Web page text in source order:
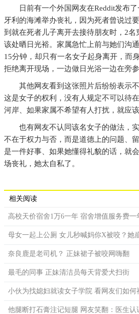
日前有一个外国网友在Reddit发布
牙利的海滩举办丧礼，因为死者曾说过
到就在死者儿子离开去接待朋友时，2名
该处晒日光裕。家属急忙上前与她们沟
15分钟，却只有一名女子起身离开，而
拒绝离开现场，一边做日光浴一边在旁参
其他网友看到这张照片后纷纷表示
这是女子的权利，没有人规定不可以待
河岸、如果家属不希望有人打扰，就应
也有网友不认同该名女子的做法，
不在于权力与否，而是道德上的问题、
是一件好事、如果她懂得礼貌的话，就
场丧礼，她太自私了。
相关阅读
高校天价宿舍1万6一年 宿舍增值服务费一
母女一起上公厕 女儿秒喊妈你X被咬？她
奈良鹿是老司机？ 正妹裙子被咬网嗨翻
最毛的同事 正妹清洁员每天背爱犬扫街
小伙为找媳妇就读女子学院 看网友们如何
他腿断打石膏注记短腿 网友笑翻：医生认